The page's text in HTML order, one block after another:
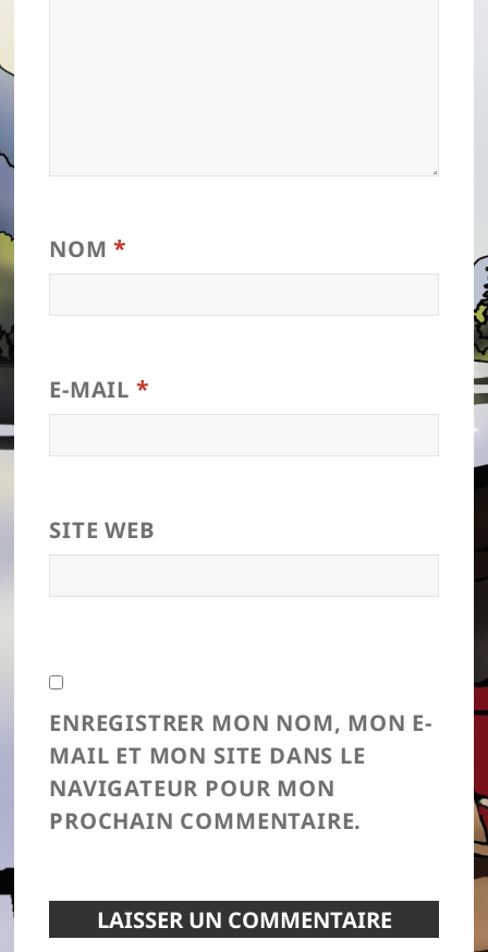
NOM*
E-MAIL *
SITE WEB
ENREGISTRER MON NOM, MON E-
MAIL ET MON SITE DANS LE
NAVIGATEUR POUR MON
PROCHAIN COMMENTAIRE.